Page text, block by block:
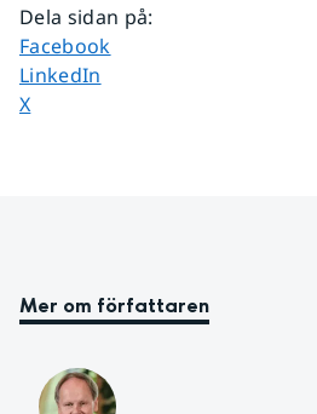
Dela sidan på:
Dela sidan på
Facebook
Dela sidan på
LinkedIn
Dela sidan på
X
Mer om författaren